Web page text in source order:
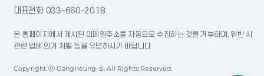
대표전화 033-660-2018
본 홈페이지에서 게시된 이메일주소를 자동으로 수집하는 것을 거부하며, 위반 시
관련 법에 의거 처벌 등을 유념하시기 바랍니다.
Copyright ⓒ Gangneung-si. All Rights Reserved.